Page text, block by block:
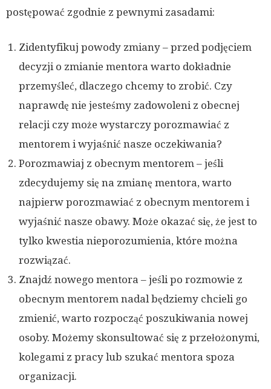
postępować zgodnie z pewnymi zasadami:
Zidentyfikuj powody zmiany – przed podjęciem
decyzji o zmianie mentora warto dokładnie
przemyśleć, dlaczego chcemy to zrobić. Czy
naprawdę nie jesteśmy zadowoleni z obecnej
relacji czy może wystarczy porozmawiać z
mentorem i wyjaśnić nasze oczekiwania?
Porozmawiaj z obecnym mentorem – jeśli
zdecydujemy się na zmianę mentora, warto
najpierw porozmawiać z obecnym mentorem i
wyjaśnić nasze obawy. Może okazać się, że jest to
tylko kwestia nieporozumienia, które można
rozwiązać.
Znajdź nowego mentora – jeśli po rozmowie z
obecnym mentorem nadal będziemy chcieli go
zmienić, warto rozpocząć poszukiwania nowej
osoby. Możemy skonsultować się z przełożonymi,
kolegami z pracy lub szukać mentora spoza
organizacji.